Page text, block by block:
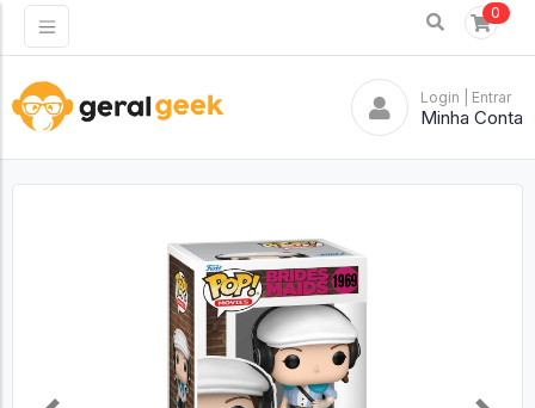
0
Login | Entrar
Minha Conta